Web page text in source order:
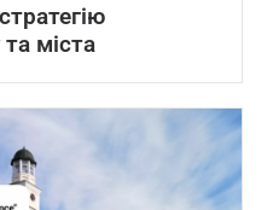
та міста